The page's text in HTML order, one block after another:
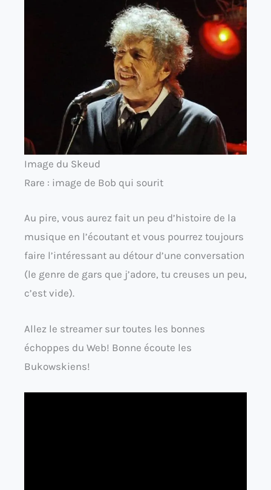
Image du Skeud
Rare : image de Bob qui sourit
Au pire, vous aurez fait un peu d’histoire de la
musique en l’écoutant et vous pourrez toujours
faire l’intéressant au détour d’une conversation
(le genre de gars que j’adore, tu creuses un peu,
c’est vide).
Allez le streamer sur toutes les bonnes
échoppes du Web! Bonne écoute les
Bukowskiens!